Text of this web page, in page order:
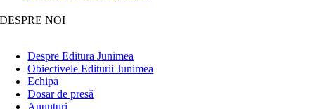
DESPRE NOI
Despre Editura Junimea
Obiectivele Editurii Junimea
Echipa
Dosar de presă
Anunţuri